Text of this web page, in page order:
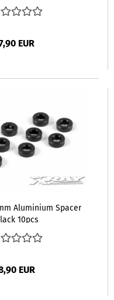
EUR
Aluminium Spacer
10pcs
EUR